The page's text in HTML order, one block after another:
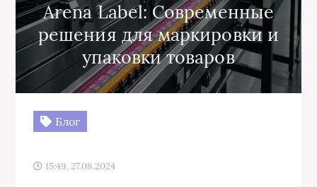
Arena Label: Современные
решения для маркировки и
упаковки товаров
Блог
15:49, 27.08.2024